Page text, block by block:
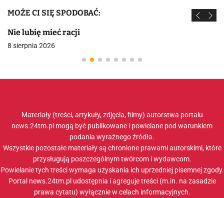
MOŻE CI SIĘ SPODOBAĆ:
Materiały (treści, artykuły, zdjęcia, filmy) autorstwa portalu
news.24tm.pl mogą być publikowane i powielane pod warunkiem
podania wyraźnego źródła.
Wszystkie pozostałe materiały są chronione prawami autorskimi, które
przysługują poszczególnym twórcom i wydawcom.
Powielanie tych treści wymaga uzyskania ich uprzedniej pisemnej zgody.
Portal news.24tm.pl udostępnia i agreguje treści (m.in. na zasadzie
prawa cytatu) wyłącznie w celach informacyjnych.